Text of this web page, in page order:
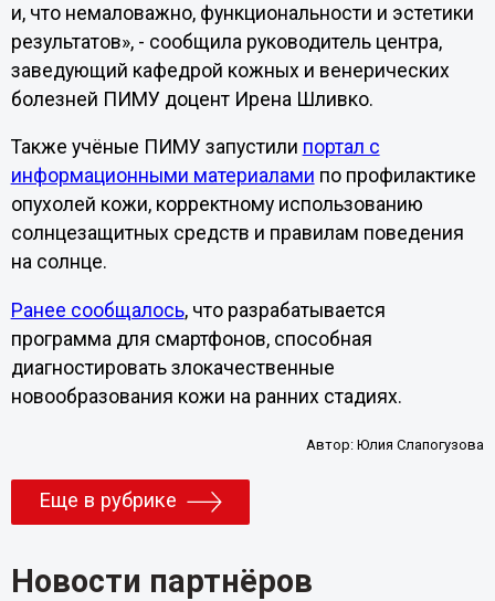
и, что немаловажно, функциональности и эстетики
результатов», - сообщила руководитель центра,
заведующий кафедрой кожных и венерических
болезней ПИМУ доцент Ирена Шливко.
Также учёные ПИМУ запустили портал с
информационными материалами по профилактике
опухолей кожи, корректному использованию
солнцезащитных средств и правилам поведения
на солнце.
Ранее сообщалось, что разрабатывается
программа для смартфонов, способная
диагностировать злокачественные
новообразования кожи на ранних стадиях.
Автор:Юлия Слапогузова
Еще в рубрике
Новости партнёров